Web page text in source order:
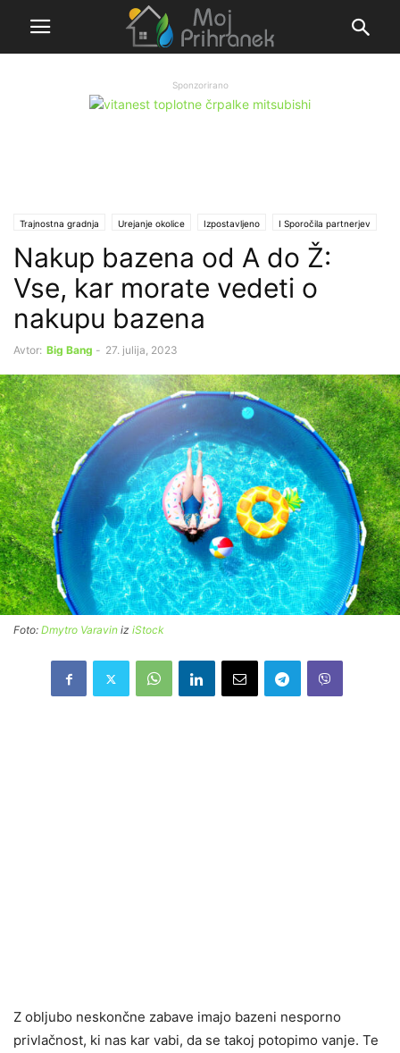
Sponzorirano
Trajnostna gradnja Urejanje okolice Izpostavljeno Ι Sporočila partnerjev
Nakup bazena od A do Ž:
Vse, kar morate vedeti o
nakupu bazena
Avtor: Big Bang - 27. julija, 2023
Foto: Dmytro Varavin iz iStock
Z obljubo neskončne zabave imajo bazeni nesporno
privlačnost, ki nas kar vabi, da se takoj potopimo vanje. Te